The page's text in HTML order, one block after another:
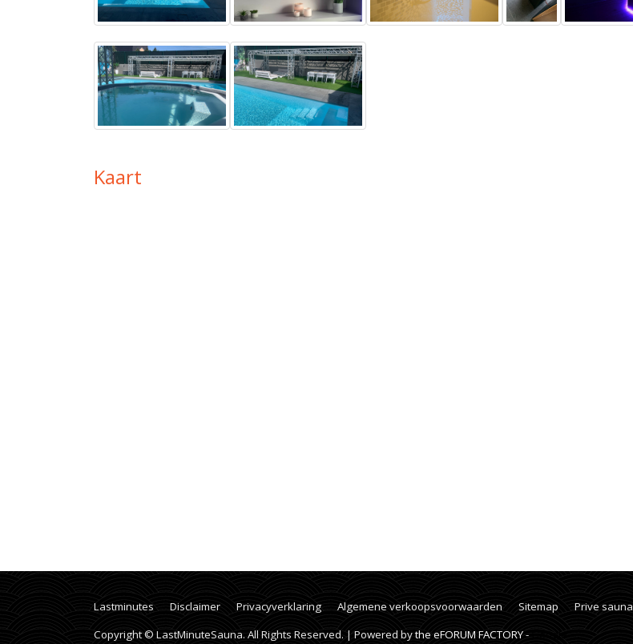
Kaart
Lastminutes Disclaimer Privacyverklaring Algemene verkoopsvoorwaarden Sitemap Prive sauna
Copyright © LastMinuteSauna. All Rights Reserved. | Powered bythe eFORUM FACTORY- Google